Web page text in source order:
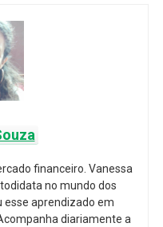
financeiro. Vanessa
no mundo dos
aprendizado em
diariamente a